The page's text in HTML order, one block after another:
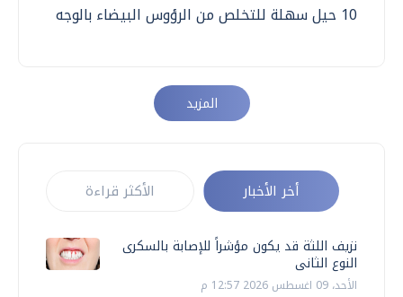
10 حيل سهلة للتخلص من الرؤوس البيضاء بالوجه
المزيد
أخر الأخبار الأكثر قراءة
نزيف اللثة قد يكون مؤشراً للإصابة بالسكرى
النوع الثانى
الأحد، 09 اغسطس 2026 12:57 م